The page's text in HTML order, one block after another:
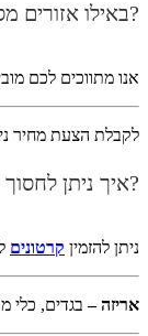
?באילו אזורים
אנו מתווכים לכם
לקבלת הצעת מחיר
?איך ניתן
ניתן להזמין קרטונים
אריזה –בגדים, כלי